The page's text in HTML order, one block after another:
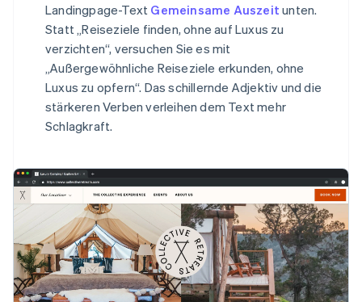
Landingpage-Text Gemeinsame Auszeit unten.
Statt „Reiseziele finden, ohne auf Luxus zu
verzichten“, versuchen Sie es mit
„Außergewöhnliche Reiseziele erkunden, ohne
Luxus zu opfern“. Das schillernde Adjektiv und die
stärkeren Verben verleihen dem Text mehr
Schlagkraft.